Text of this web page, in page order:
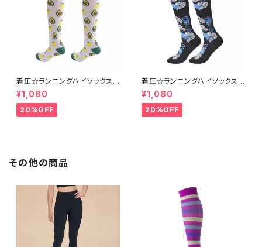
着圧☆ランニングハイソックス a
vc H7
¥1,080
20%OFF
着圧☆ランニングハイソックスhi
bis P5
¥1,080
20%OFF
その他の商品